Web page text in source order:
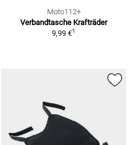
Moto112+
Verbandtasche Krafträder
9,99 €1